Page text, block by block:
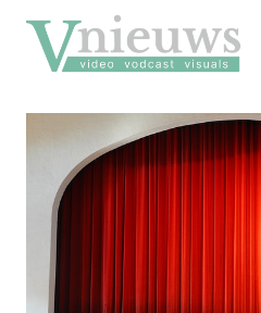
naar
inhoud